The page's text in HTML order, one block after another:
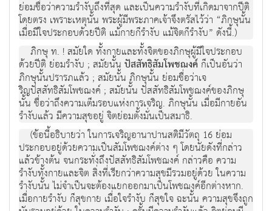
ย่อมชื่อว่าความรำงับถึงที่สุด และเป็นความรำงับที่เกิดมาจากปีติ
โดยตรง เพราะเหตุนั้น พระผู้มีพระภาคเจ้าจึงตรัสไว้ว่า “ภิกษุนั้น
เมื่อมีใจประกอบด้วยปีติ แม้กายก็รำงับ แม้จิตก็รำงับ” ดังนี้.)
ภิกษุ ท. ! สมัยใด ทั้งกายและทั้งจิตของภิกษุผู้มีใจประกอบ
ด้วยปีติ ย่อมรำงับ ; สมัยนั้น ปัสสัทธิสัมโพชฌงค์ ก็เป็นอันว่า
ภิกษุนั้นปรารภแล้ว ; สมัยนั้น ภิกษุนั้น ย่อมชื่อว่าเจ
ริญปัสสัทธิสัมโพชฌงค์ ; สมัยนั้น ปัสสัทธิสัมโพชฌงค์ของภิกษุ
นั้น ชื่อว่าถึงความเต็มรอบแห่งการเจริญ. ภิกษุนั้น เมื่อมีกายอัน
รำงับแล้ว มีความสุขอยู่ จิตย่อมตั้งมั่นเป็นสมาธิ.
(ข้อนี้อธิบายว่า ในการเจริญอานาปานสติมีวัตถุ 16 ย่อม
ประกอบอยู่ด้วยความเป็นสัมโพชฌงค์ต่าง ๆ โดยนัยดังที่กล่าว
แล้วข้างต้น จนกระทั่งถึงปัสสัทธิสัมโพชฌงค์ กล่าวคือ ความ
รำงับทั้งกายและจิต สิ่งที่เรียกว่าความสุขมีรวมอยู่ด้วย ในความ
รำงับนั้น ไม่จำเป็นจะต้องแยกออกมาเป็นโพชฌงค์อีกต่างหาก.
เมื่อกายรำงับ ก็สุขกาย เมื่อใจรำงับ ก็สุขใจ ฉะนั้น ความสุขจึงถูก